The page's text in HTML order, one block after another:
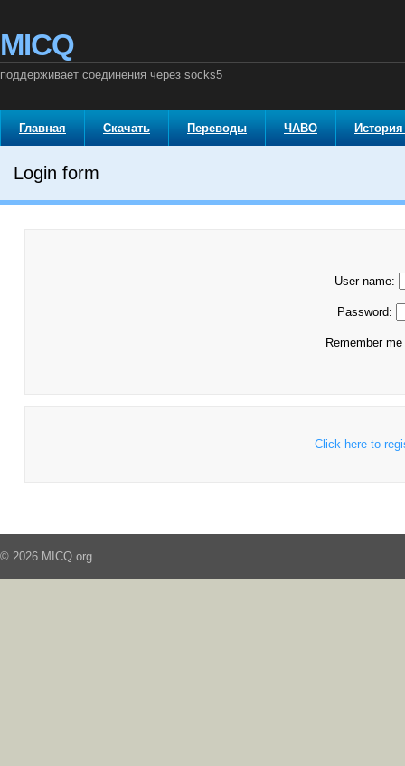
MICQ
поддерживает соединения через socks5
Главная Скачать Переводы ЧАВО
Login form
User name:
Password:
Remember
Click here to
© 2026 MICQ.org